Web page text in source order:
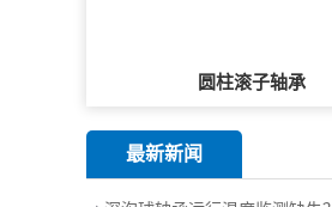
圆柱滚子轴承
最新新闻